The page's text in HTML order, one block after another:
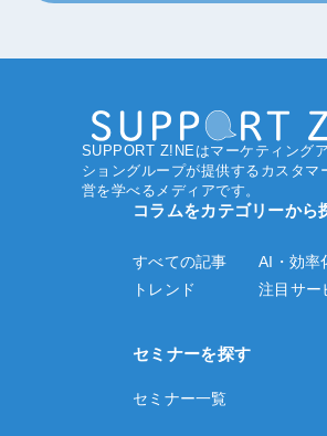
SUPPORT Z!NEはマーケティング
ショングループが提供するカスタマ
営を学べるメディアです。
コラムをカテゴリーから
すべての記事
AI・効率
トレンド
注目サー
セミナーを探す
セミナー一覧